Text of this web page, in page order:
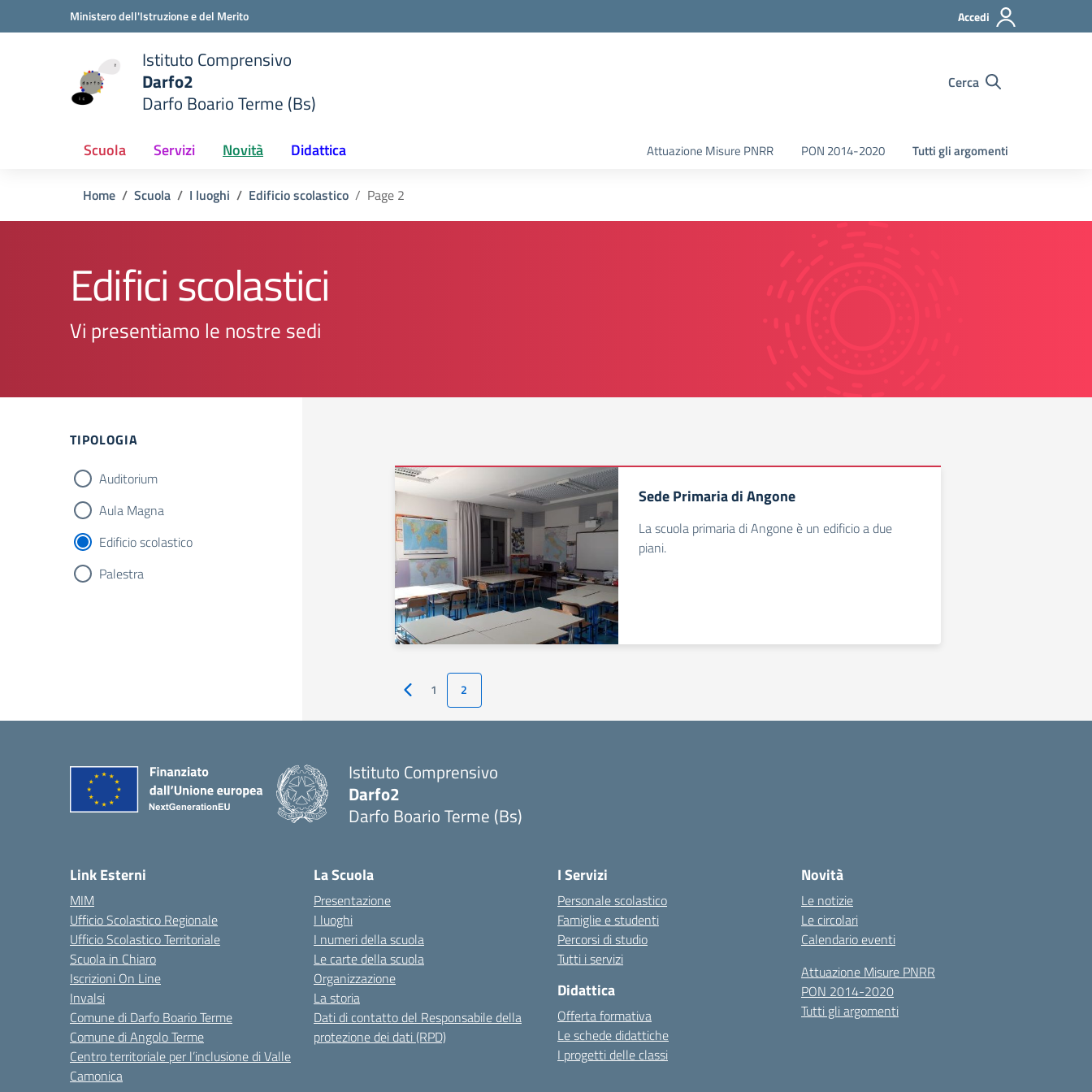
Vai ai contenuti
Vai al menu di navigazioneMinistero dell'Istruzione e del Merito Accedi
scuola
Istituto Comprensivo
Darfo2
Darfo Boario Terme (Bs)
Cerca
Scuola Servizi Novità Didattica Attuazione Misure PNRR PON 2014-2020 Tutti gli argomenti
Home Scuola I luoghi Edificio scolastico Page 2
Edifici scolastici
Vi presentiamo le nostre sedi
Filtri
TIPOLOGIA
Auditorium
Aula Magna
Edificio scolastico
Palestra
Sede Primaria di Angone
La scuola primaria di Angone è un edificio a due
piani.
Pagina precedente
1 2
Istituto Comprensivo
Darfo2
Darfo Boario Terme (Bs)
Link Esterni
MIM
Ufficio Scolastico Regionale
Ufficio Scolastico Territoriale
Scuola in Chiaro
Iscrizioni On Line
Invalsi
Comune di Darfo Boario Terme
Comune di Angolo Terme
Centro territoriale per l’inclusione di Valle
Camonica
La Scuola
Presentazione
I luoghi
I numeri della scuola
Le carte della scuola
Organizzazione
La storia
Dati di contatto del Responsabile della
protezione dei dati (RPD)
I Servizi
Personale scolastico
Famiglie e studenti
Percorsi di studio
Tutti i servizi
Didattica
Offerta formativa
Le schede didattiche
I progetti delle classi
Novità
Le notizie
Le circolari
Calendario eventi
Attuazione Misure PNRR
PON 2014-2020
Tutti gli argomenti